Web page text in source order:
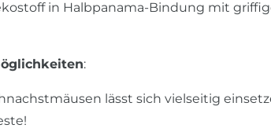
in Halbpanama-Bindung mit
:
lässt sich vielseitig